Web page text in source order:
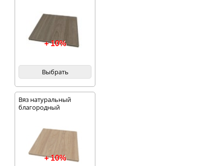
+ 10%
Выбрать
Вяз натуральный
благородный
+ 10%